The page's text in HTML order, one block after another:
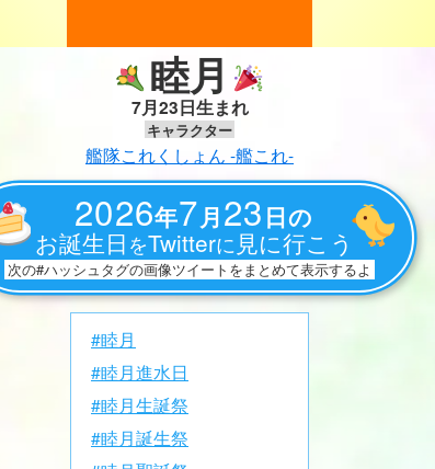
睦月
7月23日生まれ
キャラクター
艦隊これくしょん -艦これ-
2026年7 月23 日の
お誕生日をTwitterに見に行こう
次の#ハッシュタグの画像ツイートをまとめて表示するよ
#睦月
#睦月進水日
#睦月生誕祭
#睦月誕生祭